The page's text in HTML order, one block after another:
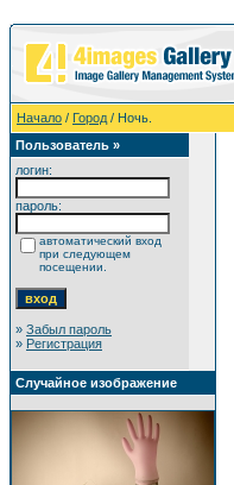
Начало / Город / Ночь.
Пользователь »
логин:
пароль:
автоматический вход
при следующем
посещении.
» Забыл пароль
» Регистрация
Случайное изображение